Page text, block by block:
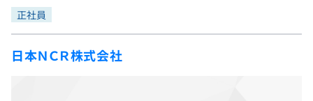
インターン
新卒エージェント
問題集
4択課題
プログラミング言語
ゲーム・マンガ
正社員
日本ＮＣＲ株式会社